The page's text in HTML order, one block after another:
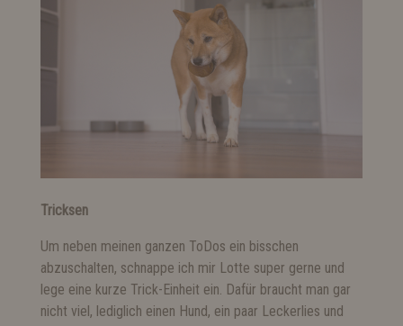
Tricksen
Um neben meinen ganzen ToDos ein bisschen
abzuschalten, schnappe ich mir Lotte super gerne und
lege eine kurze Trick-Einheit ein. Dafür braucht man gar
nicht viel, lediglich einen Hund, ein paar Leckerlies und